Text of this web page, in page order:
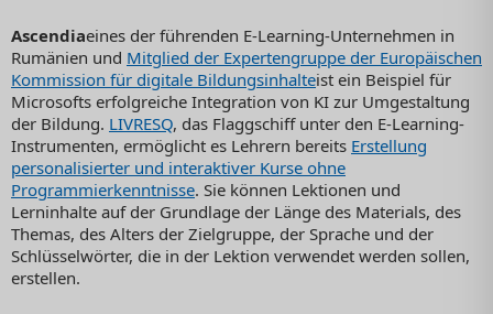
Ascendiaeines der führenden E-Learning-Unternehmen in
Rumänien und Mitglied der Expertengruppe der Europäischen
Kommission für digitale Bildungsinhalteist ein Beispiel für
Microsofts erfolgreiche Integration von KI zur Umgestaltung
der Bildung. LIVRESQ, das Flaggschiff unter den E-Learning-
Instrumenten, ermöglicht es Lehrern bereits Erstellung
personalisierter und interaktiver Kurse ohne
Programmierkenntnisse. Sie können Lektionen und
Lerninhalte auf der Grundlage der Länge des Materials, des
Themas, des Alters der Zielgruppe, der Sprache und der
Schlüsselwörter, die in der Lektion verwendet werden sollen,
erstellen.